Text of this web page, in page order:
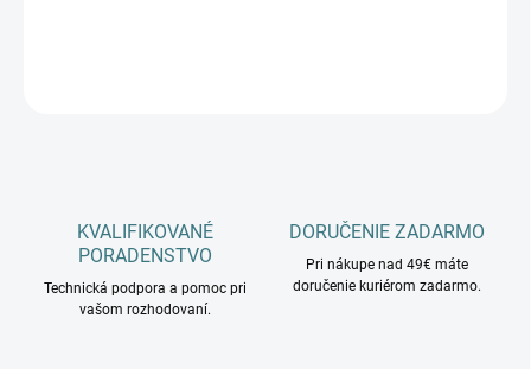
KVALIFIKOVANÉ
PORADENSTVO
Technická podpora a pomoc pri
vašom rozhodovaní.
DORUČENIE ZADARMO
Pri nákupe nad 49€ máte
doručenie kuriérom zadarmo.